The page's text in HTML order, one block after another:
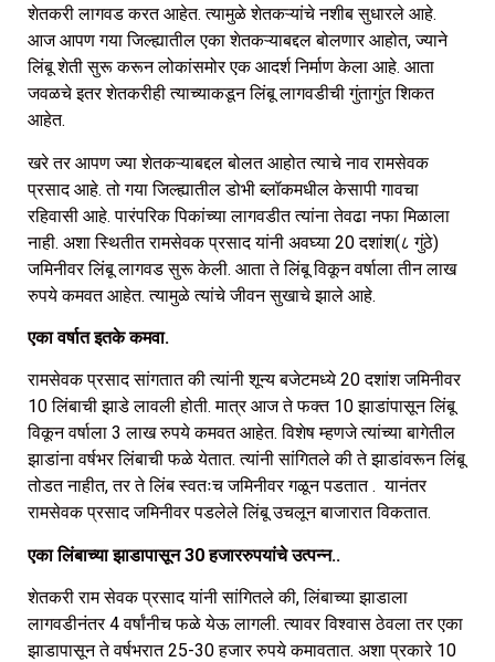
शेतकरी लागवड करत आहेत. त्यामुळे शेतकऱ्यांचे नशीब सुधारले आहे.
आज आपण गया जिल्ह्यातील एका शेतकऱ्याबद्दल बोलणार आहोत, ज्याने
लिंबू शेती सुरू करून लोकांसमोर एक आदर्श निर्माण केला आहे. आता
जवळचे इतर शेतकरीही त्याच्याकडून लिंबू लागवडीची गुंतागुंत शिकत
आहेत.
खरे तर आपण ज्या शेतकऱ्याबद्दल बोलत आहोत त्याचे नाव रामसेवक
प्रसाद आहे. तो गया जिल्ह्यातील डोभी ब्लॉकमधील केसापी गावचा
रहिवासी आहे. पारंपरिक पिकांच्या लागवडीत त्यांना तेवढा नफा मिळाला
नाही. अशा स्थितीत रामसेवक प्रसाद यांनी अवघ्या 20 दशांश(८ गुंठे)
जमिनीवर लिंबू लागवड सुरू केली. आता ते लिंबू विकून वर्षाला तीन लाख
रुपये कमवत आहेत. त्यामुळे त्यांचे जीवन सुखाचे झाले आहे.
एका वर्षात इतके कमवा.
रामसेवक प्रसाद सांगतात की त्यांनी शून्य बजेटमध्ये 20 दशांश जमिनीवर
10 लिंबाची झाडे लावली होती. मात्र आज ते फक्त 10 झाडांपासून लिंबू
विकून वर्षाला 3 लाख रुपये कमवत आहेत. विशेष म्हणजे त्यांच्या बागेतील
झाडांना वर्षभर लिंबाची फळे येतात. त्यांनी सांगितले की ते झाडांवरून लिंबू
तोडत नाहीत, तर ते लिंब स्वतःच जमिनीवर गळून पडतात . यानंतर
रामसेवक प्रसाद जमिनीवर पडलेले लिंबू उचलून बाजारात विकतात.
एका लिंबाच्या झाडापासून 30 हजाररुपयांचे उत्पन्न..
शेतकरी राम सेवक प्रसाद यांनी सांगितले की, लिंबाच्या झाडाला
लागवडीनंतर 4 वर्षांनीच फळे येऊ लागली. त्यावर विश्वास ठेवला तर एका
झाडापासून ते वर्षभरात 25-30 हजार रुपये कमावतात. अशा प्रकारे 10